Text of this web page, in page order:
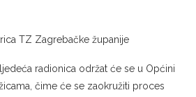
TZ Zagrebačke županije
radionica održat će se u Općini
čime će se zaokružiti proces